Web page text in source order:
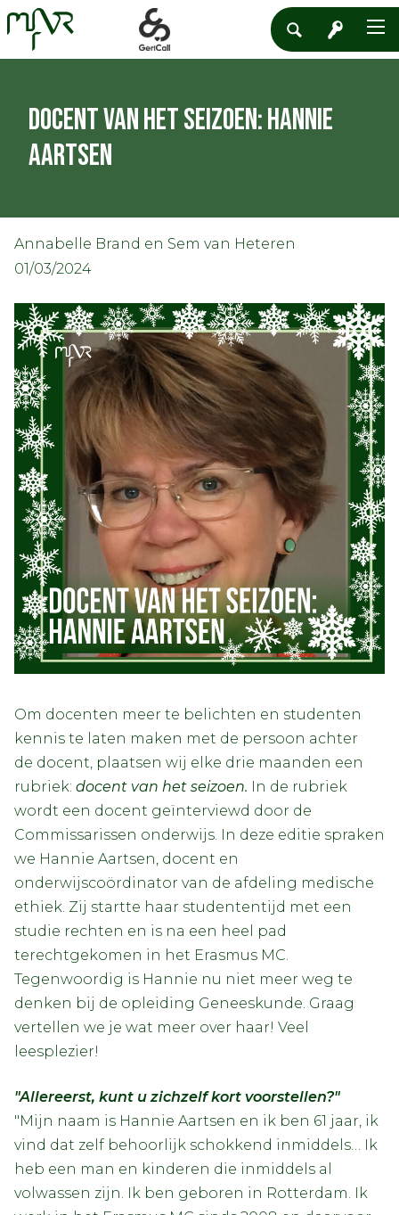
Docent van het seizoen: Hannie
Aartsen
Annabelle Brand en Sem van Heteren
01/03/2024
Om docenten meer te belichten en studenten
kennis te laten maken met de persoon achter
de docent, plaatsen wij elke drie maanden een
rubriek: docent van het seizoen. In de rubriek
wordt een docent geïnterviewd door de
Commissarissen onderwijs. In deze editie spraken
we Hannie Aartsen, docent en
onderwijscoördinator van de afdeling medische
ethiek. Zij startte haar studententijd met een
studie rechten en is na een heel pad
terechtgekomen in het Erasmus MC.
Tegenwoordig is Hannie nu niet meer weg te
denken bij de opleiding Geneeskunde. Graag
vertellen we je wat meer over haar! Veel
leesplezier!
"Allereerst, kunt u zichzelf kort voorstellen?"
"Mijn naam is Hannie Aartsen en ik ben 61 jaar, ik
vind dat zelf behoorlijk schokkend inmiddels… Ik
heb een man en kinderen die inmiddels al
volwassen zijn. Ik ben geboren in Rotterdam. Ik